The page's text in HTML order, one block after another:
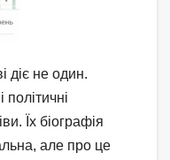
діє не один.
Їх біографія
але про це